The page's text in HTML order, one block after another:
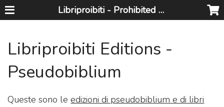
Libriproibiti - Prohibited Books
Libriproibiti Editions -
Pseudobiblium
Queste sono leedizioni di pseudobiblium e di libri